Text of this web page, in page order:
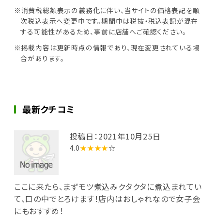
※消費税総額表示の義務化に伴い、当サイトの価格表記を順
次税込表示へ変更中です。期間中は税抜・税込表記が混在
する可能性があるため、事前に店舗へご確認ください。
※掲載内容は更新時点の情報であり、現在変更されている場
合があります。
最新クチコミ
投稿日：2021年10月25日
4.0★★★★☆
ここに来たら、まずモツ煮込みクタクタに煮込まれてい
て、口の中でとろけます！店内はおしゃれなので女子会
にもおすすめ！